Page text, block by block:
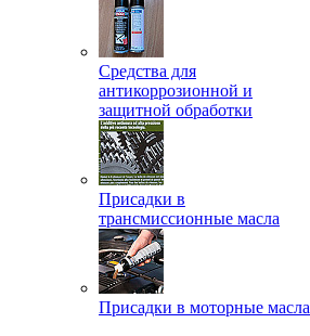
Средства для
антикоррозионной и
защитной обработки
Присадки в
трансмиссионные масла
Присадки в моторные масла